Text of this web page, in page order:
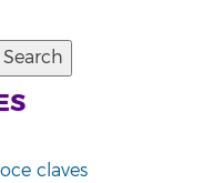
claves